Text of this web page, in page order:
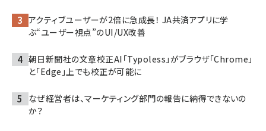
アクティブユーザーが2倍に急成長！ JA共済アプリに学
ぶ“ユーザー視点”のUI/UX改善
朝日新聞社の文章校正AI「Typoless」がブラウザ「Chrome」
と「Edge」上でも校正が可能に
なぜ経営者は、マーケティング部門の報告に納得できないの
か？